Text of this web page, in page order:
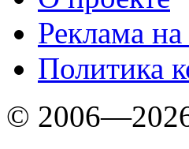
Реклама на
Политика
©